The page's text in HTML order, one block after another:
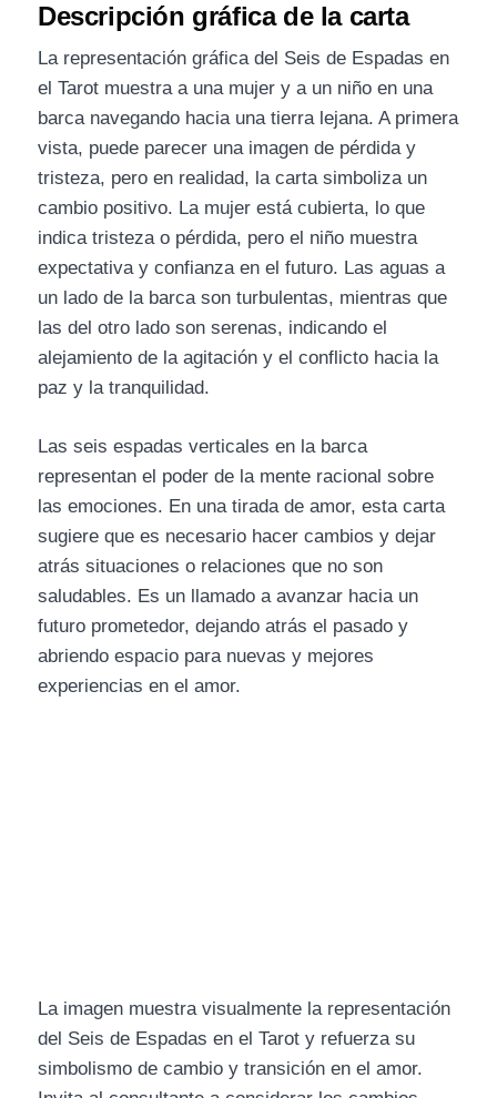
Descripción gráfica de la carta
La representación gráfica del Seis de Espadas en
el Tarot muestra a una mujer y a un niño en una
barca navegando hacia una tierra lejana. A primera
vista, puede parecer una imagen de pérdida y
tristeza, pero en realidad, la carta simboliza un
cambio positivo. La mujer está cubierta, lo que
indica tristeza o pérdida, pero el niño muestra
expectativa y confianza en el futuro. Las aguas a
un lado de la barca son turbulentas, mientras que
las del otro lado son serenas, indicando el
alejamiento de la agitación y el conflicto hacia la
paz y la tranquilidad.
Las seis espadas verticales en la barca
representan el poder de la mente racional sobre
las emociones. En una tirada de amor, esta carta
sugiere que es necesario hacer cambios y dejar
atrás situaciones o relaciones que no son
saludables. Es un llamado a avanzar hacia un
futuro prometedor, dejando atrás el pasado y
abriendo espacio para nuevas y mejores
experiencias en el amor.
La imagen muestra visualmente la representación
del Seis de Espadas en el Tarot y refuerza su
simbolismo de cambio y transición en el amor.